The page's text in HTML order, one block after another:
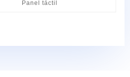
Panel táctil